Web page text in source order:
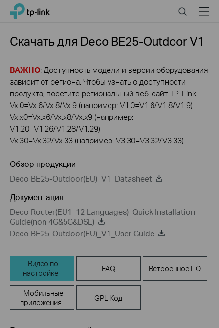
Click
navigation
TP-Link, Reliably Smart SearchMenu
Скачать для Deco BE25-OutdoorV1
ВАЖНО: Доступность модели и версии оборудования
зависит от региона. Чтобы узнать о доступности
продукта, посетите региональный веб-сайт TP-Link.
Vx.0=Vx.6/Vx.8/Vx.9 (например: V1.0=V1.6/V1.8/V1.9)
Vx.x0=Vx.x6/Vx.x8/Vx.x9 (например:
V1.20=V1.26/V1.28/V1.29)
Vx.30=Vx.32/Vx.33 (например: V3.30=V3.32/V3.33)
Обзор продукции
Deco BE25-Outdoor(EU)_V1_Datasheet
Документация
Deco Router(EU1_12 Languages)_Quick Installation
Guide(non 4G&5G&DSL)
Deco BE25-Outdoor(EU)_V1_User Guide
Видео по
настройке
FAQ Встроенное ПО
Мобильные
приложения
GPL Код